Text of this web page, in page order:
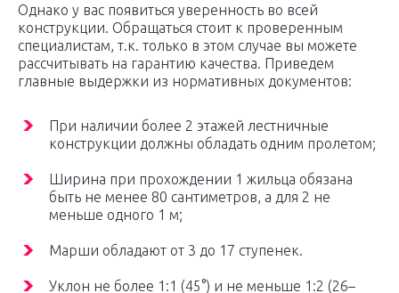
Однако у вас появиться уверенность во всей
конструкции. Обращаться стоит к проверенным
специалистам, т.к. только в этом случае вы можете
рассчитывать на гарантию качества. Приведем
главные выдержки из нормативных документов:
При наличии более 2 этажей лестничные
конструкции должны обладать одним пролетом;
Ширина при прохождении 1 жильца обязана
быть не менее 80 сантиметров, а для 2 не
меньше одного 1 м;
Марши обладают от 3 до 17 ступенек.
Уклон не более 1:1 (45°) и не меньше 1:2 (26–